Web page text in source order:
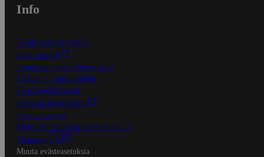
Info
S-Business yrityksille
Oiva-raportit
Osuuskauppojen yhteystiedot
Tilaus- ja toimitusehdot
Tietosuojakäytäntö
Palvelun käyttöehdot
Saavutettavuus
Mobiilisovelluksen saavutettavuus
Mainostajalle
Muuta evästeasetuksia